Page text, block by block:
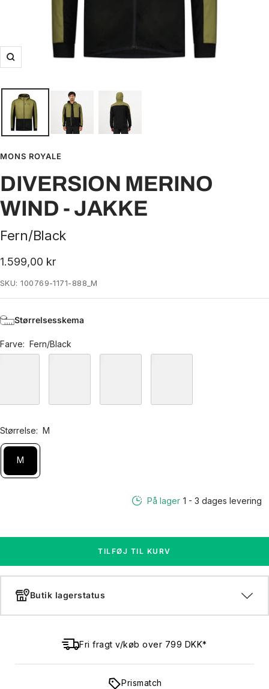
Zoom
MONS ROYALE
DIVERSION MERINO
WIND - JAKKE
Fern/Black
Udsalgspris
1.599,00 kr
SKU:100769-1171-888_M
Størrelsesskema
Farve: Fern/Black
Størrelse: M
M
På lager 1 - 3 dages levering
TILFØJ TIL KURV
Butik lagerstatus
Fri fragt v/køb over 799 DKK*
Prismatch